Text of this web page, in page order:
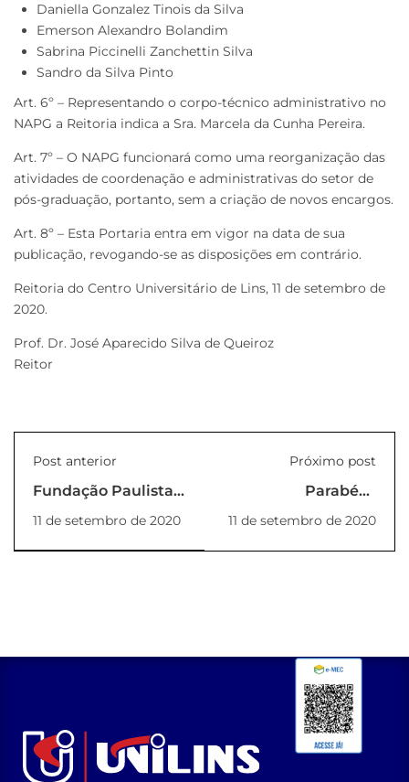
Daniella Gonzalez Tinois da Silva
Emerson Alexandro Bolandim
Sabrina Piccinelli Zanchettin Silva
Sandro da Silva Pinto
Art. 6º – Representando o corpo-técnico administrativo no
NAPG a Reitoria indica a Sra. Marcela da Cunha Pereira.
Art. 7º – O NAPG funcionará como uma reorganização das
atividades de coordenação e administrativas do setor de
pós-graduação, portanto, sem a criação de novos encargos.
Art. 8º – Esta Portaria entra em vigor na data de sua
publicação, revogando-se as disposições em contrário.
Reitoria do Centro Universitário de Lins, 11 de setembro de
2020.
Prof. Dr. José Aparecido Silva de Queiroz
Reitor
Post anterior
Fundação Paulista e
Unimed fazem
teste rápido da
Covid nos
11 de setembro de 2020
Próximo post
Parabéns
formandos Unilins
11 de setembro de 2020